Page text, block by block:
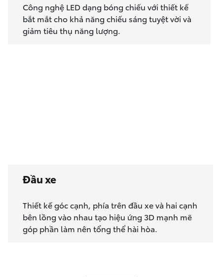
Công nghệ LED dạng bóng chiếu với thiết kế
bắt mắt cho khả năng chiếu sáng tuyệt vời và
giảm tiêu thụ năng lượng.
Đầu xe
Thiết kế góc cạnh, phía trên đầu xe và hai cạnh
bên lồng vào nhau tạo hiệu ứng 3D mạnh mẽ
góp phần làm nên tổng thể hài hòa.